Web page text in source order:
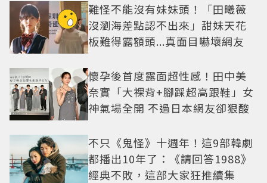
難怪不能沒有妹妹頭！「田曦薇
沒瀏海差點認不出來」甜妹天花
板難得露額頭...真面目嚇壞網友
懷孕後首度露面超性感！田中美
奈實「大裸背+腳踩超高跟鞋」女
神氣場全開 不過日本網友卻狠酸
不只《鬼怪》十週年！這9部韓劇
都播出10年了：《請回答1988》
經典不敗，這部大家狂推續集